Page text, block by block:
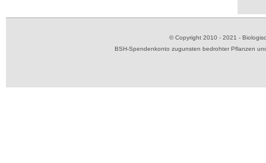
© Copyright 2010 - 2021 -
BSH-Spendenkonto zugunsten bedrohter Pflanzen